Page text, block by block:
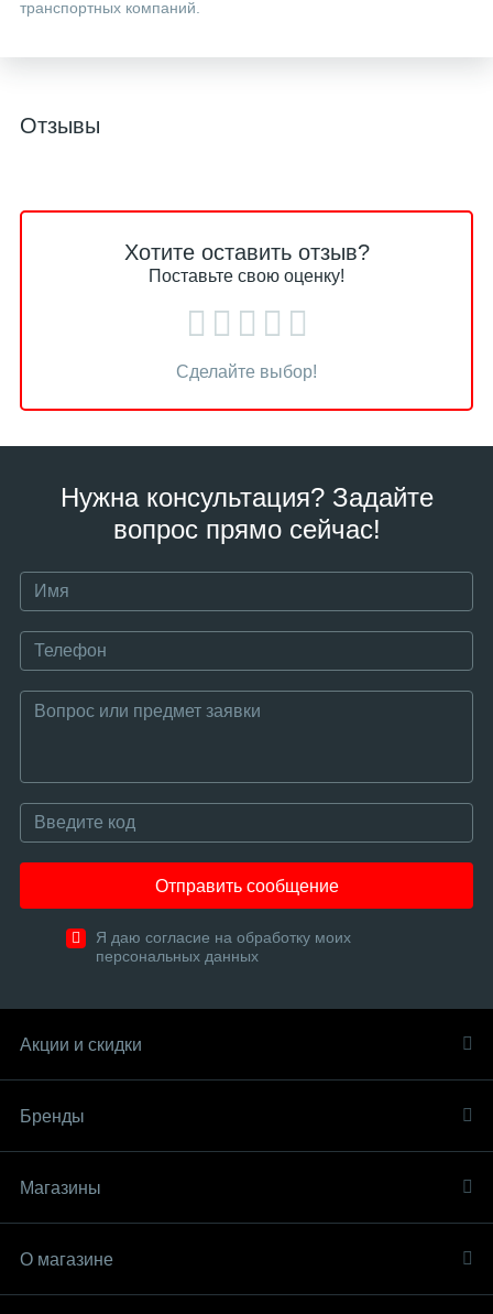
транспортных компаний.
Отзывы
Хотите оставить отзыв?
Поставьте свою оценку!
Сделайте выбор!
Нужна консультация? Задайте
вопрос прямо сейчас!
Отправить сообщение
Я даю согласие на обработку моих
персональных данных
Акции и скидки
Бренды
Магазины
О магазине